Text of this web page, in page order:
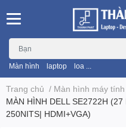
Màn hình laptop loa ...
Trang chủ / Màn hình máy tính
MÀN HÌNH DELL SE2722H
250NITS| HDMI+VGA)